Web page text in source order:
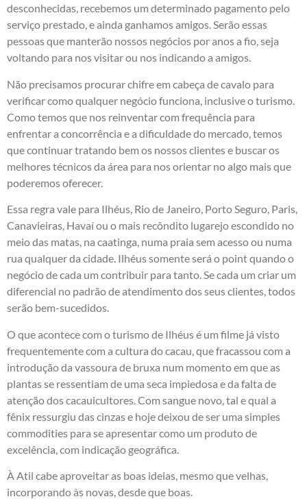
desconhecidas, recebemos um determinado pagamento pelo
serviço prestado, e ainda ganhamos amigos. Serão essas
pessoas que manterão nossos negócios por anos a fio, seja
voltando para nos visitar ou nos indicando a amigos.
Não precisamos procurar chifre em cabeça de cavalo para
verificar como qualquer negócio funciona, inclusive o turismo.
Como temos que nos reinventar com frequência para
enfrentar a concorrência e a dificuldade do mercado, temos
que continuar tratando bem os nossos clientes e buscar os
melhores técnicos da área para nos orientar no algo mais que
poderemos oferecer.
Essa regra vale para Ilhéus, Rio de Janeiro, Porto Seguro, Paris,
Canavieiras, Havaí ou o mais recôndito lugarejo escondido no
meio das matas, na caatinga, numa praia sem acesso ou numa
rua qualquer da cidade. Ilhéus somente será o point quando o
negócio de cada um contribuir para tanto. Se cada um criar um
diferencial no padrão de atendimento dos seus clientes, todos
serão bem-sucedidos.
O que acontece com o turismo de Ilhéus é um filme já visto
frequentemente com a cultura do cacau, que fracassou com a
introdução da vassoura de bruxa num momento em que as
plantas se ressentiam de uma seca impiedosa e da falta de
atenção dos cacauicultores. Com sangue novo, tal e qual a
fênix ressurgiu das cinzas e hoje deixou de ser uma simples
commodities para se apresentar como um produto de
excelência, com indicação geográfica.
À Atil cabe aproveitar as boas ideias, mesmo que velhas,
incorporando às novas, desde que boas.